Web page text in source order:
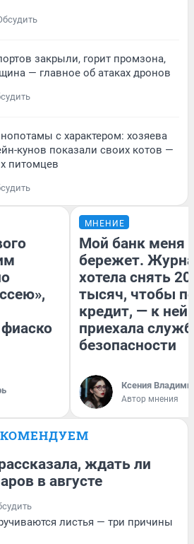
закрыли, горит промзона,
— главное об атаках дронов
с характером: хозяева
кунов показали своих котов —
питомцев
МНЕНИЕ
Мой банк меня
бережет.
хотела снять
тысяч, чтобы
кредит, — к
приехала
безопасности
Ксения
Автор мнения
ждать ли
в августе
листья — три причины